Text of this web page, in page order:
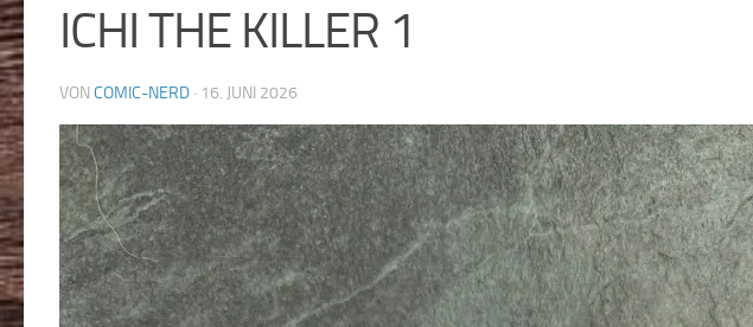
ICHI THE KILLER 1
VON COMIC-NERD · 16. JUNI 2026